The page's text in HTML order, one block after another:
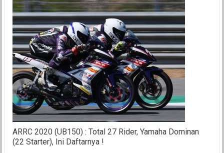
ARRC 2020 (UB150) : Total 27 Rider, Yamaha Dominan
(22 Starter), Ini Daftarnya !